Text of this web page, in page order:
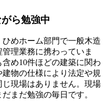
ら勉強中
めホーム部門で一般木造
理業務に携わっていま
め10件ほどの建築に関わ
物の仕様により法定や規
現場はありません。現場
まだ勉強の毎日です。